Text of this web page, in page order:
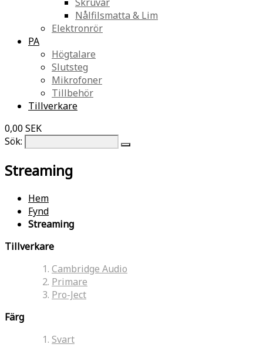
Nålfilsmatta & Lim
Elektronrör
PA
Högtalare
Slutsteg
Mikrofoner
Tillbehör
Tillverkare
0,00 SEK
Sök:
Streaming
Hem
Fynd
Streaming
Tillverkare
Cambridge Audio
Primare
Pro-Ject
Färg
Svart